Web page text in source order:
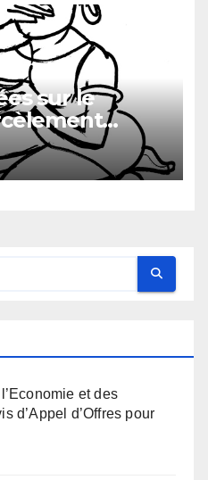
sur le
et des
d’Appel d’Offres pour